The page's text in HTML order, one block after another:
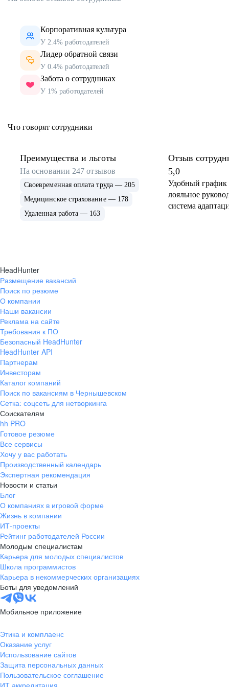
Корпоративная культура
У 2.4% работодателей
Лидер обратной связи
У 0.4% работодателей
Забота о сотрудниках
У 1% работодателей
Что говорят сотрудники
Преимущества и льготы
На основании 247 отзывов
Своевременная оплата труда — 205
Медицинское страхование — 178
Удаленная работа — 163
Отзыв
5,0
Удобный график
лояльное
система
HeadHunter
Размещение вакансий
Поиск по резюме
О компании
Наши вакансии
Реклама на сайте
Требования к ПО
Безопасный HeadHunter
HeadHunter API
Партнерам
Инвесторам
Каталог компаний
Поиск по вакансиям в Чернышевском
Сетка: соцсеть для нетворкинга
Соискателям
hh PRO
Готовое резюме
Все сервисы
Хочу у вас работать
Производственный календарь
Экспертная рекомендация
Новости и статьи
Блог
О компаниях в игровой форме
Жизнь в компании
ИТ-проекты
Рейтинг работодателей России
Молодым специалистам
Карьера для молодых специалистов
Школа программистов
Карьера в некоммерческих организациях
Боты для уведомлений
Мобильное приложение
Этика и комплаенс
Оказание услуг
Использование сайтов
Защита персональных данных
Пользовательское соглашение